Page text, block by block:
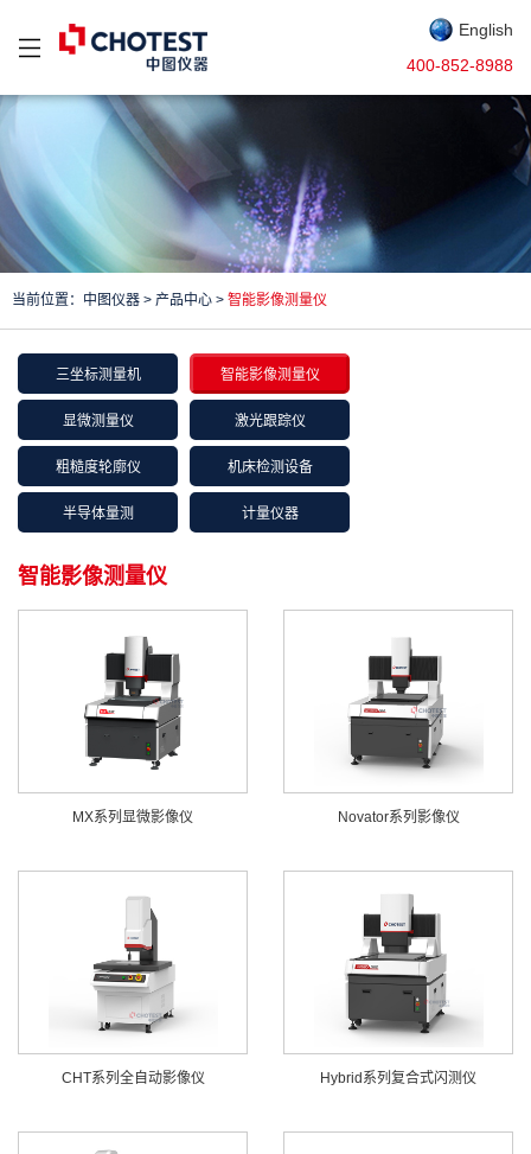
English
400-852-8988
当前位置： 中图仪器 > 产品中心 > 智能影像测量仪
三坐标测量机 智能影像测量仪
显微测量仪 激光跟踪仪
粗糙度轮廓仪 机床检测设备
半导体量测 计量仪器
智能影像测量仪
MX系列显微影像仪 Novator系列影像仪
CHT系列全自动影像仪 Hybrid系列复合式闪测仪